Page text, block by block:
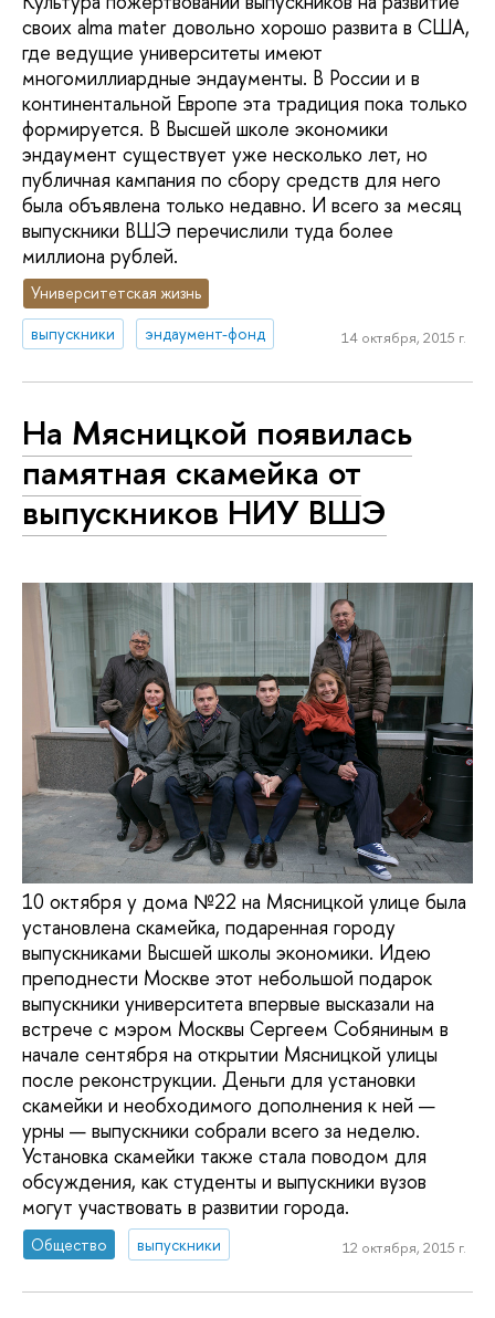
своих alma mater довольно хорошо развита в США,
где ведущие университеты имеют
многомиллиардные эндаументы. В России и в
континентальной Европе эта традиция пока только
формируется. В Высшей школе экономики
эндаумент существует уже несколько лет, но
публичная кампания по сбору средств для него
была объявлена только недавно. И всего за месяц
выпускники ВШЭ перечислили туда более
миллиона рублей.
Университетская жизнь
выпускники
эндаумент-фонд 14 октября, 2015 г.
На Мясницкой появилась
памятная скамейка от
выпускников НИУ ВШЭ
10 октября у дома №22 на Мясницкой улице была
установлена скамейка, подаренная городу
выпускниками Высшей школы экономики. Идею
преподнести Москве этот небольшой подарок
выпускники университета впервые высказали на
встрече с мэром Москвы Сергеем Собяниным в
начале сентября на открытии Мясницкой улицы
после реконструкции. Деньги для установки
скамейки и необходимого дополнения к ней —
урны — выпускники собрали всего за неделю.
Установка скамейки также стала поводом для
обсуждения, как студенты и выпускники вузов
могут участвовать в развитии города.
Общество выпускники 12 октября, 2015 г.